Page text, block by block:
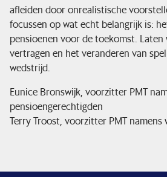
afleiden door onrealistische
focussen op wat echt belangrijk is:
pensioenen voor de toekomst. Laten
vertragen en het veranderen van
wedstrijd.
Eunice Bronswijk, voorzitter PMT
pensioengerechtigden
Terry Troost, voorzitter PMT namens